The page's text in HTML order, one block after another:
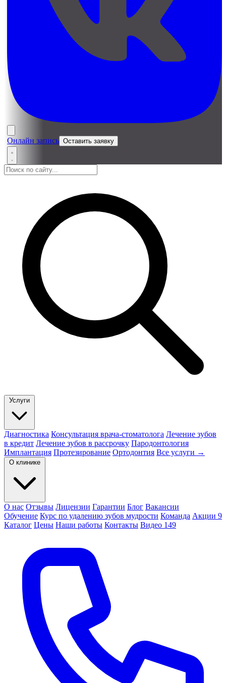
Онлайн запись Оставить заявку
Услуги
Диагностика Консультация врача-стоматолога Лечение зубов
в кредит Лечение зубов в рассрочку Пародонтология
Имплантация Протезирование Ортодонтия Все услуги →
О клинике
О нас Отзывы Лицензии Гарантии Блог Вакансии
Обучение Курс по удалению зубов мудрости Команда Акции 9
Каталог Цены Наши работы Контакты Видео 149